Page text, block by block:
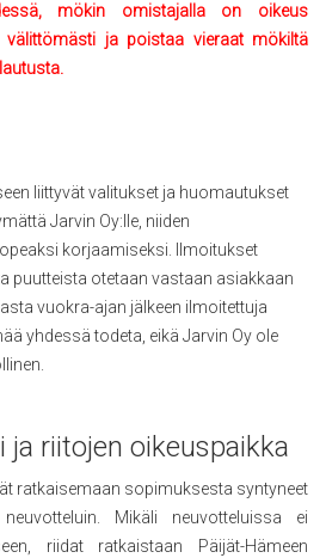
mökin omistajalla on oikeus
välittömästi ja poistaa vieraat mökiltä
liittyvät valitukset ja huomautukset
Jarvin Oy:lle, niiden
korjaamiseksi. Ilmoitukset
puutteista otetaan vastaan asiakkaan
vuokra-ajan jälkeen ilmoitettuja
yhdessä todeta, eikä Jarvin Oy ole
ja riitojen oikeuspaikka
ratkaisemaan sopimuksesta syntyneet
Mikäli neuvotteluissa ei
riidat ratkaistaan Päijät-Hämeen